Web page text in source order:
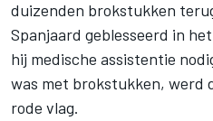
duizenden brokstukken
Spanjaard geblesseerd in
hij medische assistentie
was met brokstukken, werd
rode vlag.